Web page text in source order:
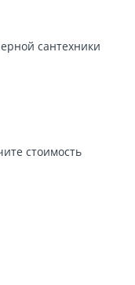
стоимость